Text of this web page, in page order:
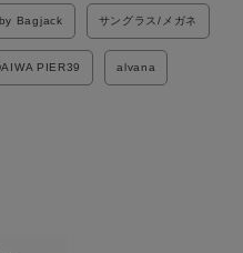
Bagjack サングラス/メガネ
PIER39 alvana